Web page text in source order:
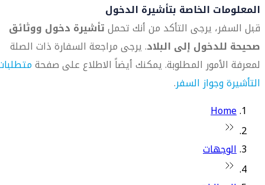
المعلومات الخاصة بتأشيرة الدخول
قبل السفر، يرجى التأكد من أنك تحملتأشيرة دخول ووثائق
صحيحة للدخول إلى البلاد. يرجى مراجعة السفارة ذات الصلة
لمعرفة الأمور المطلوبة. يمكنك أيضاً الاطلاع على صفحة
التأشيرة وجواز السفر.
Home
الوجهات